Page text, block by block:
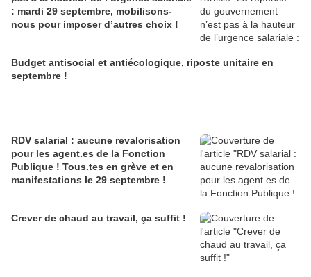
: mardi 29 septembre, mobilisons-
nous pour imposer d’autres choix !
Budget antisocial et antiécologique, riposte unitaire en
septembre !
RDV salarial : aucune revalorisation
pour les agent.es de la Fonction
Publique ! Tous.tes en grève et en
manifestations le 29 septembre !
Crever de chaud au travail, ça suffit !